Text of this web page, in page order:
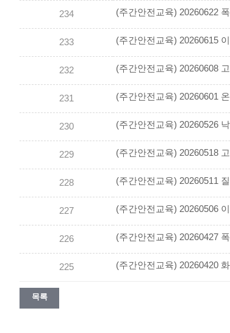
234 (주간안전교육) 20260622
233 (주간안전교육) 20260615
232 (주간안전교육) 20260608
231 (주간안전교육) 20260601
230 (주간안전교육) 20260526
229 (주간안전교육) 20260518
228 (주간안전교육) 20260511
227 (주간안전교육) 20260506
226 (주간안전교육) 20260427
225 (주간안전교육) 20260420
목록